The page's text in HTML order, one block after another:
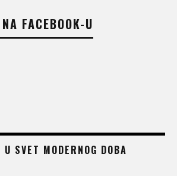
FACEBOOK-U
U SVET MODERNOG DOBA